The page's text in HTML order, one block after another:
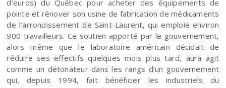
d’euros) du Québec pour acheter des équipements de
pointe et rénover son usine de fabrication de médicaments
de l’arrondissement de Saint-Laurent, qui emploie environ
900 travailleurs. Ce soutien apporté par le gouvernement,
alors même que le laboratoire américain décidait de
réduire ses effectifs quelques mois plus tard, aura agit
comme un détonateur dans les rangs d’un gouvernement
qui, depuis 1994, fait bénéficier les industriels du